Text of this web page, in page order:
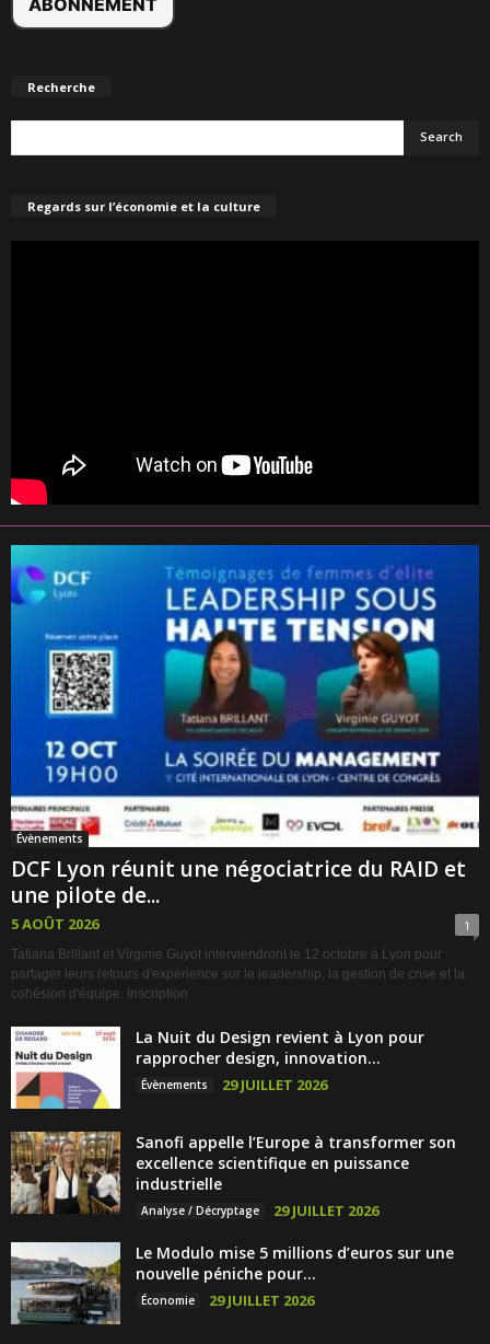
Recherche
Regards sur l’économie et la culture
Évènements
DCF Lyon réunit une négociatrice du RAID et
une pilote de...
5 AOÛT 2026 1
Tatiana Brillant et Virginie Guyot interviendront le 12 octobre à Lyon pour
partager leurs retours d'expérience sur le leadership, la gestion de crise et la
cohésion d'équipe. Inscription
La Nuit du Design revient à Lyon pour
rapprocher design, innovation...
Évènements 29 JUILLET 2026
Sanofi appelle l’Europe à transformer son
excellence scientifique en puissance
industrielle
Analyse / Décryptage 29 JUILLET 2026
Le Modulo mise 5 millions d’euros sur une
nouvelle péniche pour...
Économie 29 JUILLET 2026